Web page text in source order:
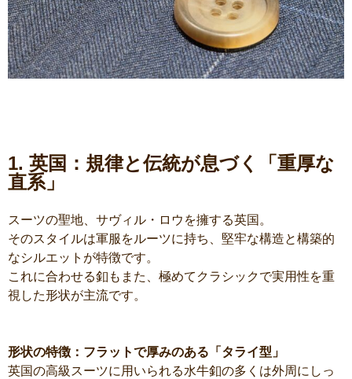
1. 英国：規律と伝統が息づく「重厚な
直系」
スーツの聖地、サヴィル・ロウを擁する英国。
そのスタイルは軍服をルーツに持ち、堅牢な構造と構築的
なシルエットが特徴です。
これに合わせる釦もまた、極めてクラシックで実用性を重
視した形状が主流です。
形状の特徴：フラットで厚みのある「タライ型」
英国の高級スーツに用いられる水牛釦の多くは外周にしっ